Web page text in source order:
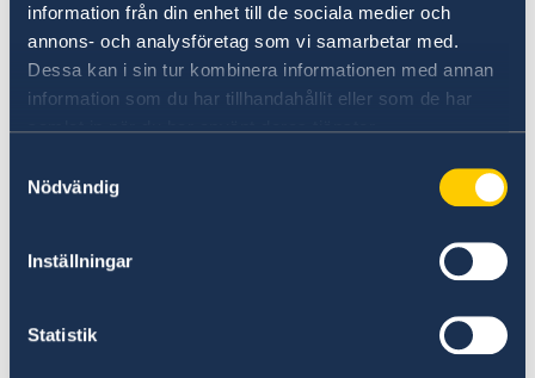
information från din enhet till de sociala medier och
annons- och analysföretag som vi samarbetar med.
Dessa kan i sin tur kombinera informationen med annan
information som du har tillhandahållit eller som de har
samlat in när du har använt deras tjänster.
Nödvändig
Inställningar
Statistik
Study in Sweden
You can also follow our work on Instagram:
translated.
Here are 10 Swedish books – selected for you